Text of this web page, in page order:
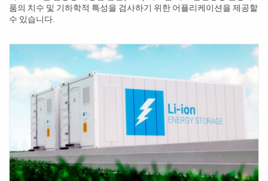
품의 치수 및 기하학적 특성을 검사하기 위한 어플리케이션을 제공할
수 있습니다.